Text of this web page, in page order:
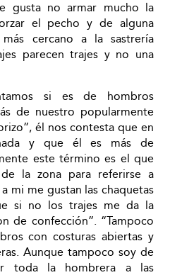
gusta no armar mucho la
el pecho y de alguna
cercano a la sastrería
parecen trajes y no una
si es de hombros
de nuestro popularmente
él nos contesta que en
y que él es más de
este término es el que
la zona para referirse a
mi me gustan las chaquetas
si no los trajes me da la
de confección”. “Tampoco
con costuras abiertas y
Aunque tampoco soy de
toda la hombrera a las